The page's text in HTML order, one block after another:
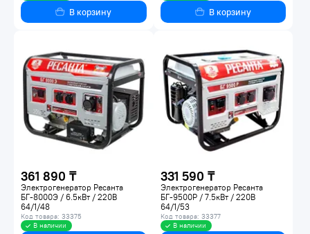
В корзину В корзину
361 890 ₸
Электрогенератор Ресанта
БГ-8000Э / 6.5кВт / 220В
64/1/48
Код товара: 33375
В наличии
331 590 ₸
Электрогенератор Ресанта
БГ-9500Р / 7.5кВт / 220В
64/1/53
Код товара: 33377
В наличии